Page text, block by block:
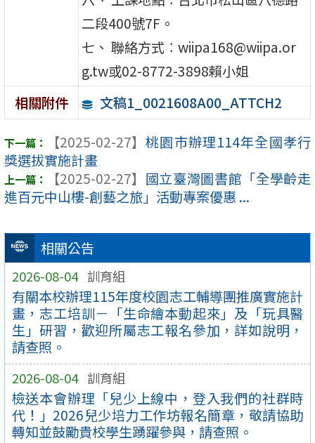
相關公告
2026-08-04 訓育組
有關本校辦理115年度校園志工輔導團推廣實施計
畫，志工培訓－「生命繪本動起來」及「玩具醫
生」研習，歡迎所屬志工報名參加，詳如說明，
請查照。
2026-08-04 訓育組
檢送本會辦理「兒少上線中，登入我們的社群時
代！」2026兒少培力工作坊報名簡章，敬請協助
轉知並鼓勵貴校學生踴躍參與，請查照。
二段400號7F。
七、 聯絡方式︰wiipa168@wiipa.or
g.tw或02-8772-3898賴小姐
相關附件
文稿1_0021608A00_ATTCH2
【2025-02-27】 桃園市辦理114年全國孝行
獎選拔實施計畫
【2025-02-27】 國立臺灣圖書館「全學齡走
進百元中山樓-創藝之旅」活動專案優惠 ...